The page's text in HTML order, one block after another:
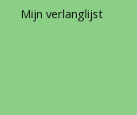
Mijn verlanglijst